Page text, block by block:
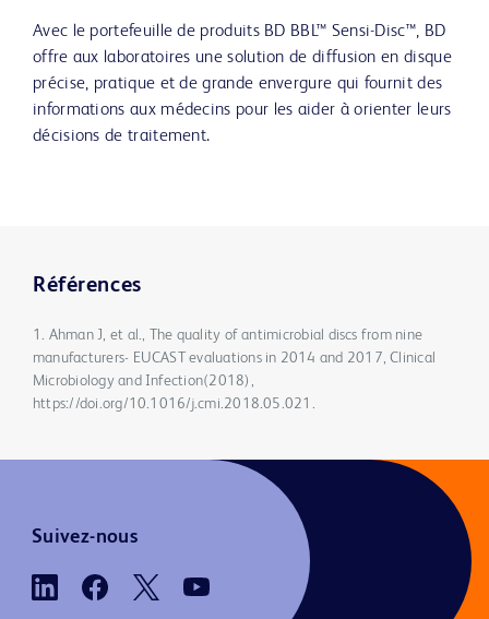
Avec le portefeuille de produits BD BBL™ Sensi-Disc™, BD
offre aux laboratoires une solution de diffusion en disque
précise, pratique et de grande envergure qui fournit des
informations aux médecins pour les aider à orienter leurs
décisions de traitement.
Références
1. Ahman J, et al., The quality of antimicrobial discs from nine
manufacturers- EUCAST evaluations in 2014 and 2017, Clinical
Microbiology and Infection(2018),
https://doi.org/10.1016/j.cmi.2018.05.021.
Suivez-nous